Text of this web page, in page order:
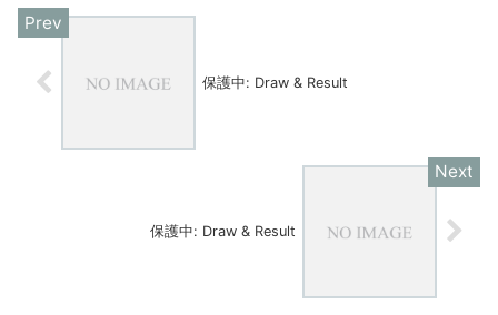
保護中: Draw & Result
保護中: Draw & Result